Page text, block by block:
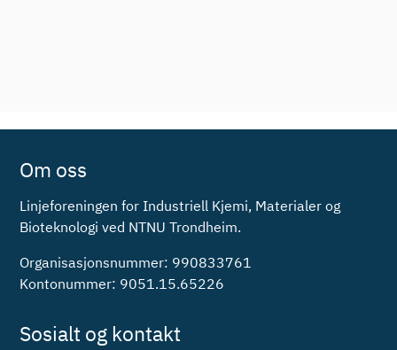
Om oss
Linjeforeningen for Industriell Kjemi, Materialer og
Bioteknologi ved NTNU Trondheim.
Organisasjonsnummer: 990833761
Kontonummer: 9051.15.65226
Sosialt og kontakt